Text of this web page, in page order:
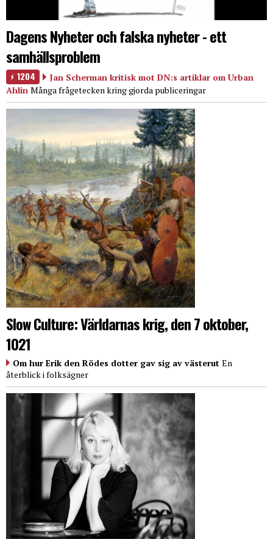
Dagens Nyheter och falska nyheter - ett
samhällsproblem
1204
Jan Scherman kritisk mot DN:s artiklar om Urban
Ahlin Många frågetecken kring gjorda publiceringar
Slow Culture: Världarnas krig, den 7 oktober,
1021
Om hur Erik den Rödes dotter gav sig av västerut En
återblick i folksägner